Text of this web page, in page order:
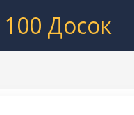
100 Досок